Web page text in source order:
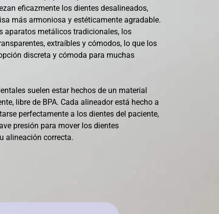
eficazmente los dientes desalineados,
más armoniosa y estéticamente agradable.
aparatos metálicos tradicionales, los
extraíbles y cómodos, lo que los
discreta y cómoda para muchas
suelen estar hechos de un material
libre de BPA. Cada alineador está hecho a
perfectamente a los dientes del paciente,
presión para mover los dientes
alineación correcta.